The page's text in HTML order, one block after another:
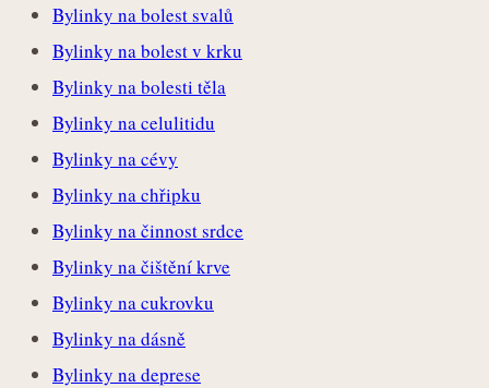
Bylinky na bolest svalů
Bylinky na bolest v krku
Bylinky na bolesti těla
Bylinky na celulitidu
Bylinky na cévy
Bylinky na chřipku
Bylinky na činnost srdce
Bylinky na čištění krve
Bylinky na cukrovku
Bylinky na dásně
Bylinky na deprese